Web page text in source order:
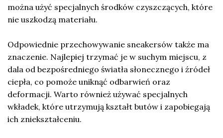
można użyć specjalnych środków czyszczących, które
nie uszkodzą materiału.
Odpowiednie przechowywanie sneakersów także ma
znaczenie. Najlepiej trzymać je w suchym miejscu, z
dala od bezpośredniego światła słonecznego i źródeł
ciepła, co pomoże uniknąć odbarwień oraz
deformacji. Warto również używać specjalnych
wkładek, które utrzymują kształt butów i zapobiegają
ich zniekształceniu.